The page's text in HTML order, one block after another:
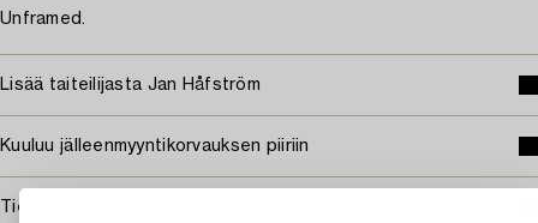
Unframed.
Lisää taiteilijasta Jan Håfström
Kuuluu jälleenmyyntikorvauksen piiriin
Tietoa ostamisesta